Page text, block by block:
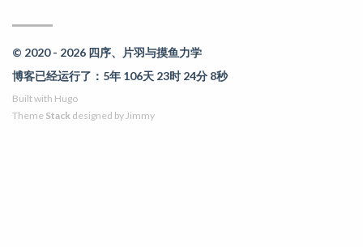
© 2020 - 2026 四序、片羽与摸鱼力学
博客已经运行了：5年 106天 23时 24分 8秒
Built with Hugo
Theme Stack designed by Jimmy